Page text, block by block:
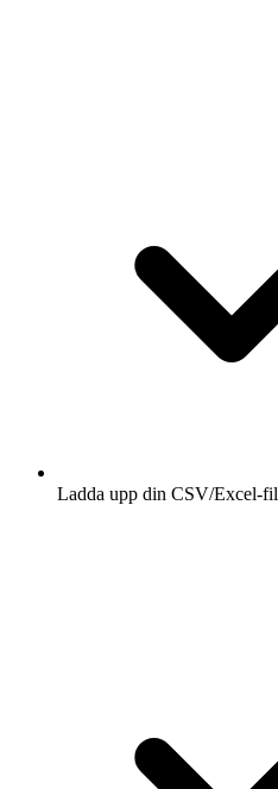
Ladda upp din CSV/Excel-fil